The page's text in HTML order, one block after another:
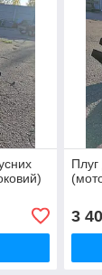
Плуг
3